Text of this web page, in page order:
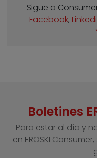
Sigue a
Facebook,
Boletines
Para estar al día y
en EROSKI